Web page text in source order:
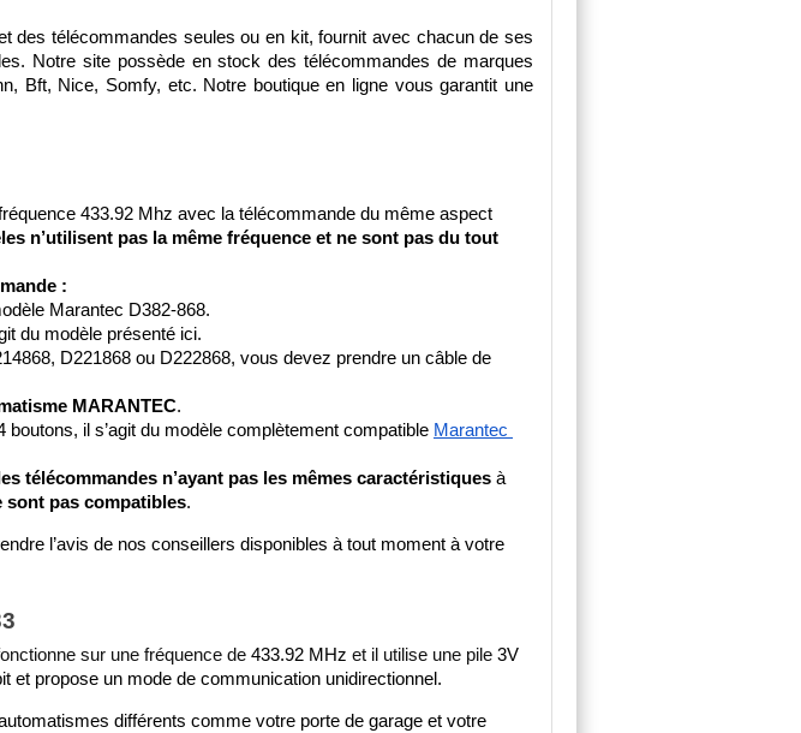
des télécommandes seules ou en kit, fournit avec chacun de ses
Notre site possède en stock des télécommandes de marques
Bft, Nice, Somfy, etc. Notre boutique en ligne vous garantit une
n’utilisent pas la même fréquence et ne sont pas du tout
:
Marantec D382-868.
du modèle présenté ici.
D221868 ou D222868, vous devez prendre un câble de
MARANTEC.
il s’agit du modèle complètement compatible Marantec
les télécommandes n’ayant pas les mêmes caractéristiques à
sont pas compatibles.
l’avis de nos conseillers disponibles à tout moment à votre
sur une fréquence de 433.92 MHz et il utilise une pile 3V
et propose un mode de communication unidirectionnel.
différents comme votre porte de garage et votre